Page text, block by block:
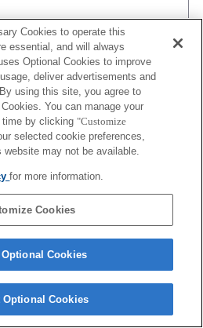
Cookies to operate this
essential, and will always
Optional Cookies to improve
deliver advertisements and
using this site, you agree to
You can manage your
time by clicking "Customize
selected cookie preferences,
may not be available.
for more information.
Cookies
Optional Cookies
Optional Cookies